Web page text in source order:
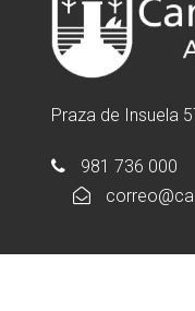
Praza de Insuela
981 736 000